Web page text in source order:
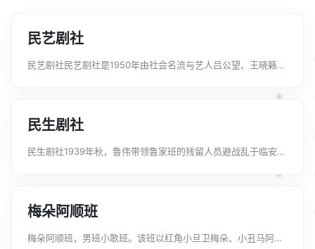
民艺剧社
民艺剧社民艺剧社是1950年由社会名流与艺人吕公望、王晓籁等
州市人民政府批准，于同年10月在杭州成立。为民营公助剧团，
民生剧社
民生剧社1939年秋，鲁伟带领鲁家班的残留人员避战乱于临安金
组班，取名民生剧社。演员有鲁芳亮、鲁芳艳以及男班艺人黄启
梅朵阿顺班
梅朵阿顺班，男班小歌班。该班以红角小旦卫梅朵、小丑马阿顺